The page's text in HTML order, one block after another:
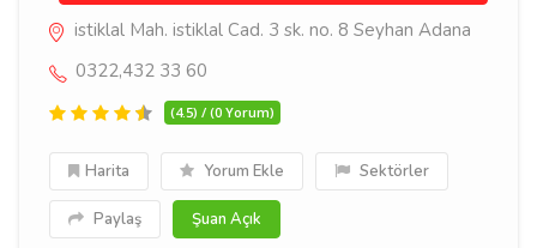
istiklal Mah. istiklal Cad. 3 sk. no. 8 Seyhan Adana
0322,432 33 60
(4.5) / (0 Yorum)
Harita Yorum Ekle Sektörler
Paylaş Şuan Açık